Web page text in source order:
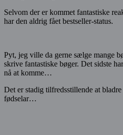
Selvom der er kommet fantastiske
har den aldrig fået bestseller-status.
Pyt, jeg ville da gerne sælge mange
skrive fantastiske bøger. Det sidste
nå at komme…
Det er stadig tilfredsstillende at
fødselar…